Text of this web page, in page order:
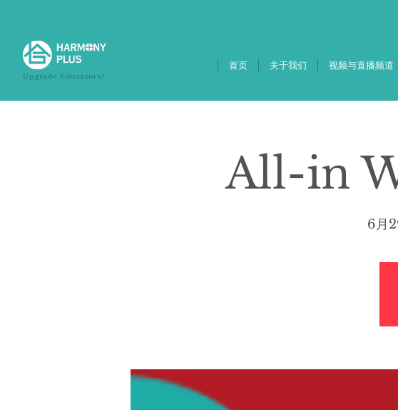
首页 关于我们 视频与直播频道
Upgrade Education!
All-in
6月